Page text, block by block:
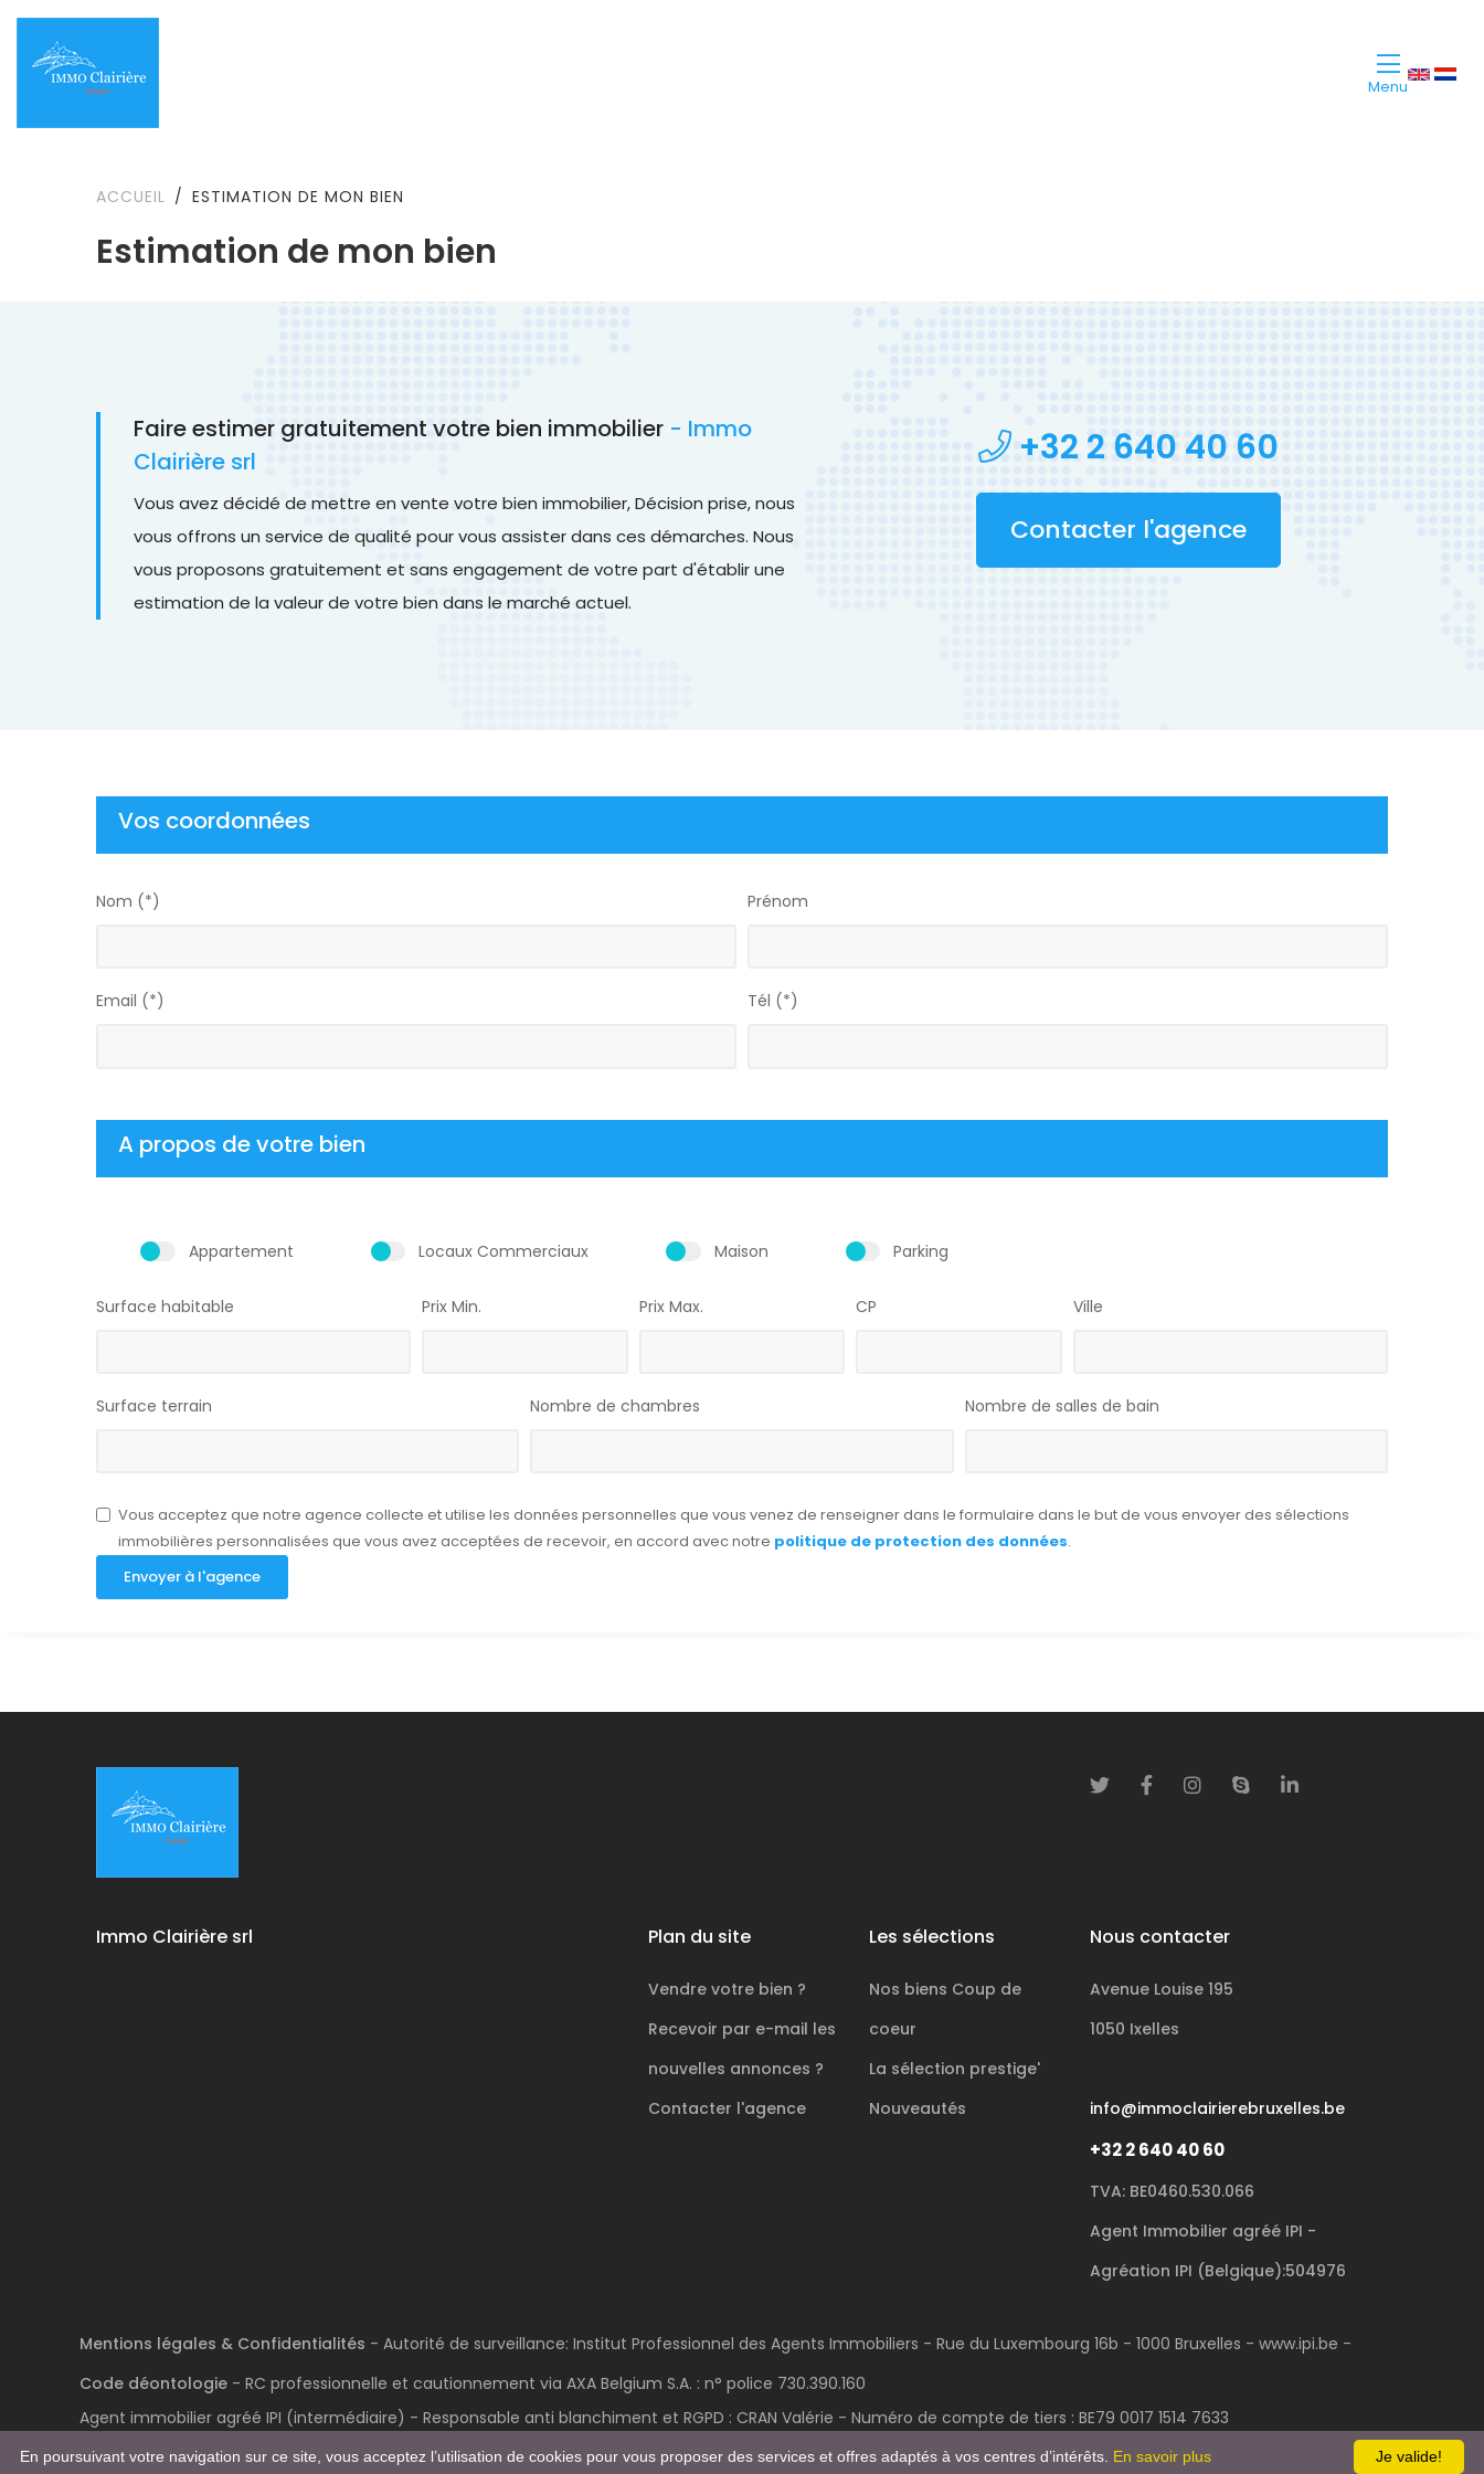
Menu
ACCUEIL ESTIMATION DE MON BIEN
Estimation de mon bien
Faire estimer gratuitement votre bien immobilier - Immo
Clairière srl
Vous avez décidé de mettre en vente votre bien immobilier, Décision prise, nous
vous offrons un service de qualité pour vous assister dans ces démarches. Nous
vous proposons gratuitement et sans engagement de votre part d'établir une
estimation de la valeur de votre bien dans le marché actuel.
+32 2 640 40 60
Contacter l'agence
Vos coordonnées
Nom (*) Prénom
Email (*) Tél (*)
A propos de votre bien
Appartement Locaux Commerciaux Maison Parking
Surface habitable Prix Min. Prix Max. CP Ville
Surface terrain Nombre de chambres Nombre de salles de bain
Vous acceptez que notre agence collecte et utilise les données personnelles que vous venez de renseigner dans le formulaire dans le but de vous envoyer des sélections
immobilières personnalisées que vous avez acceptées de recevoir, en accord avec notre politique de protection des données.
Envoyer à l'agence
Immo Clairière srl Plan du site
Vendre votre bien ?
Recevoir par e-mail les
nouvelles annonces ?
Contacter l'agence
Les sélections
Nos biens Coup de
coeur
La sélection prestige'
Nouveautés
Nous contacter
Avenue Louise 195
1050 Ixelles
info@immoclairierebruxelles.be
+32 2 640 40 60
TVA: BE0460.530.066
Agent Immobilier agréé IPI -
Agréation IPI (Belgique):504976
Mentions légales & Confidentialités - Autorité de surveillance: Institut Professionnel des Agents Immobiliers - Rue du Luxembourg 16b - 1000 Bruxelles - www.ipi.be -
Code déontologie - RC professionnelle et cautionnement via AXA Belgium S.A. : n° police 730.390.160
Agent immobilier agréé IPI (intermédiaire) - Responsable anti blanchiment et RGPD : CRAN Valérie - Numéro de compte de tiers : BE79 0017 1514 7633
POWERED AND DEVELOPED BYACTIVIMMO Je valide!
En poursuivant votre navigation sur ce site, vous acceptez l’utilisation de cookies pour vous proposer des services et offres adaptés à vos centres d’intérêts. En savoir plus